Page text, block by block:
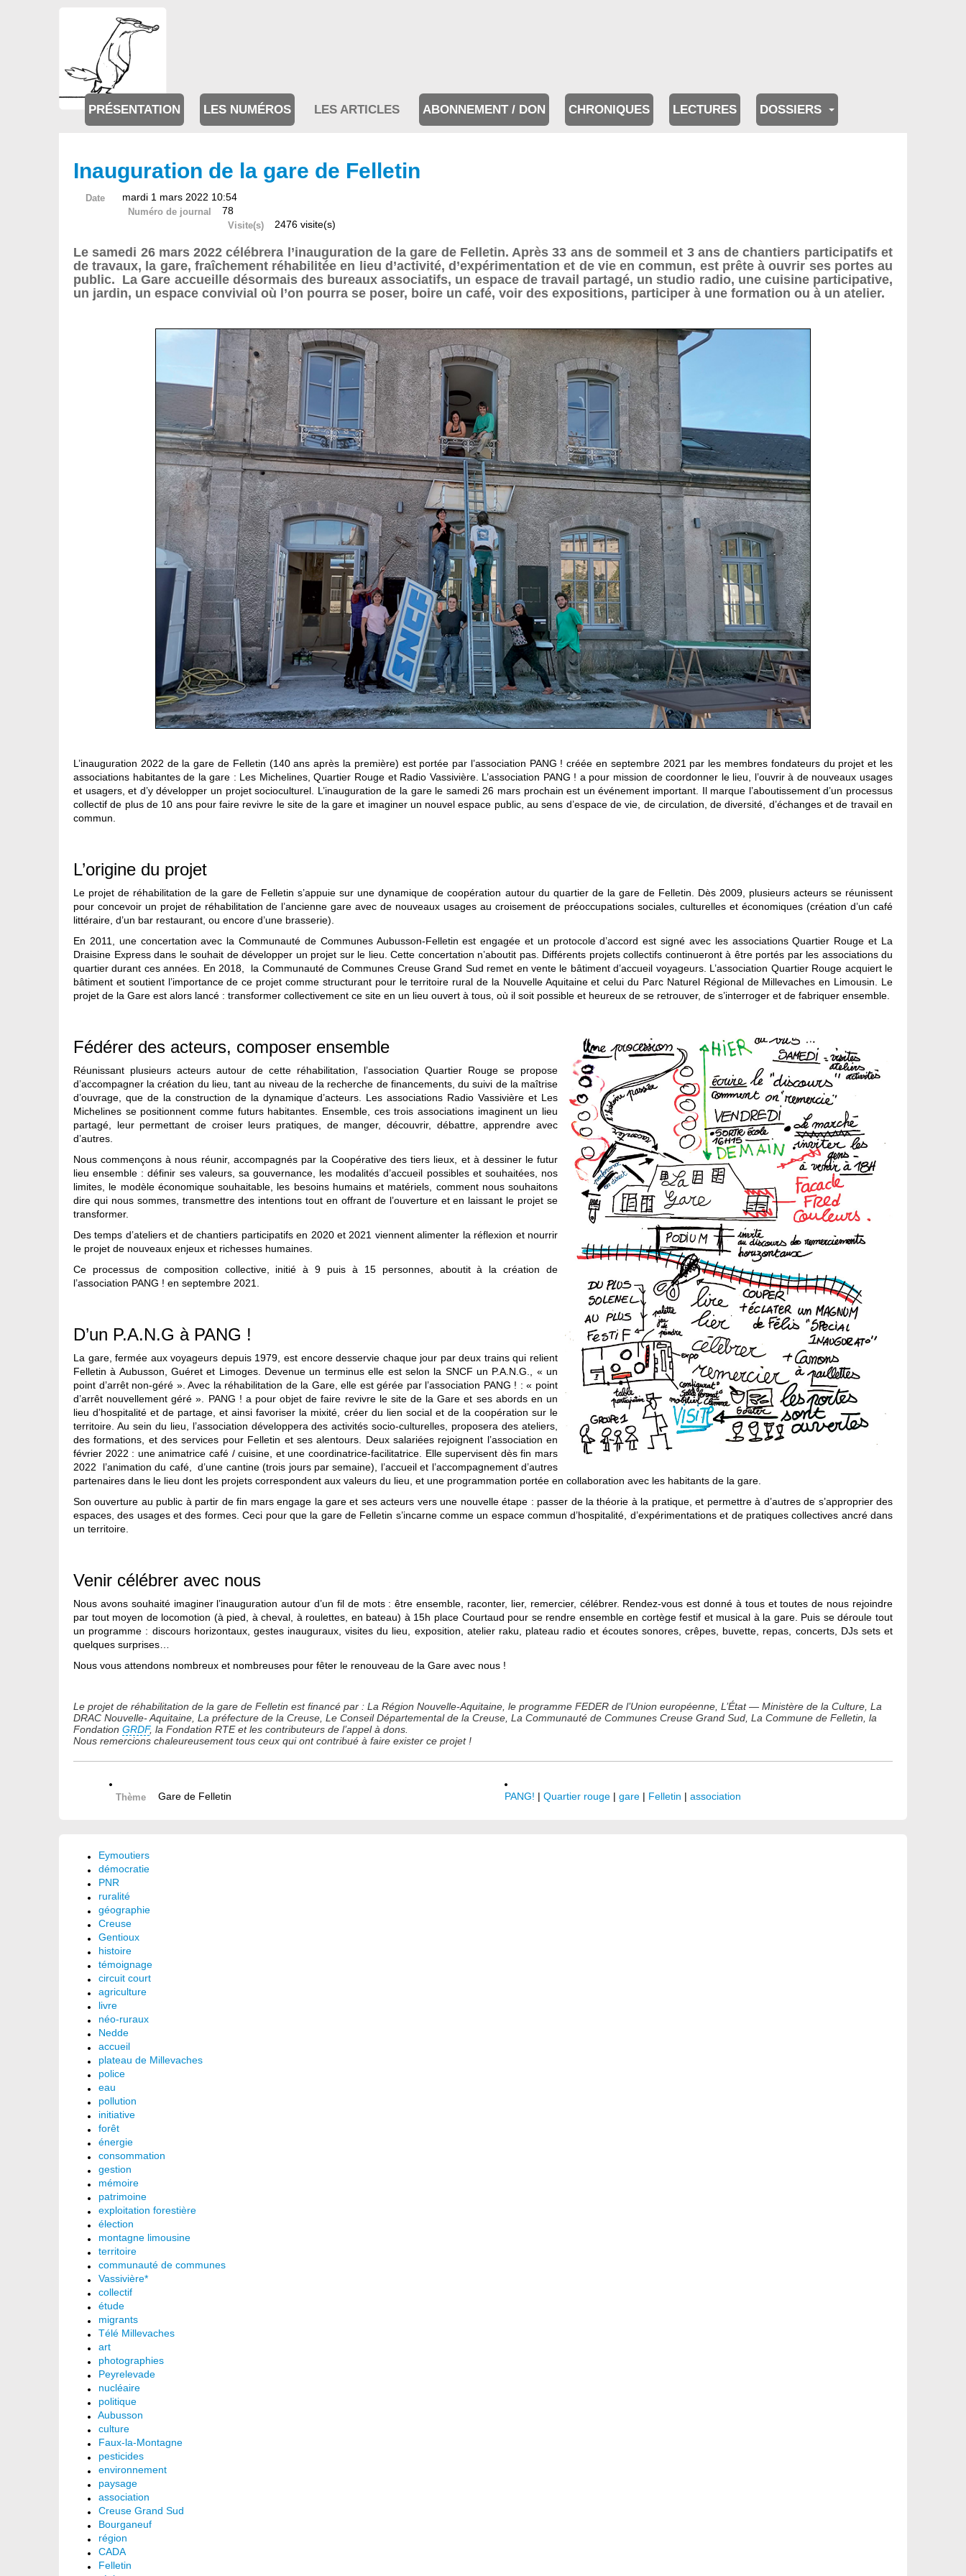
PRÉSENTATION LES NUMÉROS LES ARTICLES ABONNEMENT / DON CHRONIQUES LECTURES DOSSIERS
Inauguration de la gare de Felletin
Date mardi 1 mars 2022 10:54
Numéro de journal 78
Visite(s) 2476 visite(s)
Le samedi 26 mars 2022 célébrera l’inauguration de la gare de Felletin. Après 33 ans de sommeil et 3 ans de chantiers participatifs et
de travaux, la gare, fraîchement réhabilitée en lieu d’activité, d’expérimentation et de vie en commun, est prête à ouvrir ses portes au
public. La Gare accueille désormais des bureaux associatifs, un espace de travail partagé, un studio radio, une cuisine participative,
un jardin, un espace convivial où l’on pourra se poser, boire un café, voir des expositions, participer à une formation ou à un atelier.
L’inauguration 2022 de la gare de Felletin (140 ans après la première) est portée par l’association PANG ! créée en septembre 2021 par les membres fondateurs du projet et les
associations habitantes de la gare : Les Michelines, Quartier Rouge et Radio Vassivière. L’association PANG ! a pour mission de coordonner le lieu, l’ouvrir à de nouveaux usages
et usagers, et d’y développer un projet socioculturel. L’inauguration de la gare le samedi 26 mars prochain est un événement important. Il marque l’aboutissement d’un processus
collectif de plus de 10 ans pour faire revivre le site de la gare et imaginer un nouvel espace public, au sens d’espace de vie, de circulation, de diversité, d’échanges et de travail en
commun.
L’origine du projet
Le projet de réhabilitation de la gare de Felletin s’appuie sur une dynamique de coopération autour du quartier de la gare de Felletin. Dès 2009, plusieurs acteurs se réunissent
pour concevoir un projet de réhabilitation de l’ancienne gare avec de nouveaux usages au croisement de préoccupations sociales, culturelles et économiques (création d’un café
littéraire, d’un bar restaurant, ou encore d’une brasserie).
En 2011, une concertation avec la Communauté de Communes Aubusson-Felletin est engagée et un protocole d’accord est signé avec les associations Quartier Rouge et La
Draisine Express dans le souhait de développer un projet sur le lieu. Cette concertation n’aboutit pas. Différents projets collectifs continueront à être portés par les associations du
quartier durant ces années. En 2018, la Communauté de Communes Creuse Grand Sud remet en vente le bâtiment d’accueil voyageurs. L’association Quartier Rouge acquiert le
bâtiment et soutient l’importance de ce projet comme structurant pour le territoire rural de la Nouvelle Aquitaine et celui du Parc Naturel Régional de Millevaches en Limousin. Le
projet de la Gare est alors lancé : transformer collectivement ce site en un lieu ouvert à tous, où il soit possible et heureux de se retrouver, de s’interroger et de fabriquer ensemble.
Fédérer des acteurs, composer ensemble
Réunissant plusieurs acteurs autour de cette réhabilitation, l’association Quartier Rouge se propose
d’accompagner la création du lieu, tant au niveau de la recherche de financements, du suivi de la maîtrise
d’ouvrage, que de la construction de la dynamique d’acteurs. Les associations Radio Vassivière et Les
Michelines se positionnent comme futurs habitantes. Ensemble, ces trois associations imaginent un lieu
partagé, leur permettant de croiser leurs pratiques, de manger, découvrir, débattre, apprendre avec
d’autres.
Nous commençons à nous réunir, accompagnés par la Coopérative des tiers lieux, et à dessiner le futur
lieu ensemble : définir ses valeurs, sa gouvernance, les modalités d’accueil possibles et souhaitées, nos
limites, le modèle économique souhaitable, les besoins humains et matériels, comment nous souhaitons
dire qui nous sommes, transmettre des intentions tout en offrant de l’ouverture et en laissant le projet se
transformer.
Des temps d’ateliers et de chantiers participatifs en 2020 et 2021 viennent alimenter la réflexion et nourrir
le projet de nouveaux enjeux et richesses humaines.
Ce processus de composition collective, initié à 9 puis à 15 personnes, aboutit à la création de
l’association PANG ! en septembre 2021.
D’un P.A.N.G à PANG !
La gare, fermée aux voyageurs depuis 1979, est encore desservie chaque jour par deux trains qui relient
Felletin à Aubusson, Guéret et Limoges. Devenue un terminus elle est selon la SNCF un P.A.N.G., « un
point d’arrêt non-géré ». Avec la réhabilitation de la Gare, elle est gérée par l’association PANG ! : « point
d’arrêt nouvellement géré ». PANG ! a pour objet de faire revivre le site de la Gare et ses abords en un
lieu d’hospitalité et de partage, et ainsi favoriser la mixité, créer du lien social et de la coopération sur le
territoire. Au sein du lieu, l’association développera des activités socio-culturelles, proposera des ateliers,
des formations, et des services pour Felletin et ses alentours. Deux salariées rejoignent l’association en
février 2022 : une animatrice café / cuisine, et une coordinatrice-facilitatrice. Elle supervisent dès fin mars
2022 l’animation du café, d’une cantine (trois jours par semaine), l’accueil et l’accompagnement d’autres
partenaires dans le lieu dont les projets correspondent aux valeurs du lieu, et une programmation portée en collaboration avec les habitants de la gare.
Son ouverture au public à partir de fin mars engage la gare et ses acteurs vers une nouvelle étape : passer de la théorie à la pratique, et permettre à d’autres de s’approprier des
espaces, des usages et des formes. Ceci pour que la gare de Felletin s’incarne comme un espace commun d’hospitalité, d’expérimentations et de pratiques collectives ancré dans
un territoire.
Venir célébrer avec nous
Nous avons souhaité imaginer l’inauguration autour d’un fil de mots : être ensemble, raconter, lier, remercier, célébrer. Rendez-vous est donné à tous et toutes de nous rejoindre
par tout moyen de locomotion (à pied, à cheval, à roulettes, en bateau) à 15h place Courtaud pour se rendre ensemble en cortège festif et musical à la gare. Puis se déroule tout
un programme : discours horizontaux, gestes inauguraux, visites du lieu, exposition, atelier raku, plateau radio et écoutes sonores, crêpes, buvette, repas, concerts, DJs sets et
quelques surprises…
Nous vous attendons nombreux et nombreuses pour fêter le renouveau de la Gare avec nous !
Le projet de réhabilitation de la gare de Felletin est financé par : La Région Nouvelle-Aquitaine, le programme FEDER de l’Union européenne, L’État — Ministère de la Culture, La
DRAC Nouvelle- Aquitaine, La préfecture de la Creuse, Le Conseil Départemental de la Creuse, La Communauté de Communes Creuse Grand Sud, La Commune de Felletin, la
Fondation GRDF, la Fondation RTE et les contributeurs de l’appel à dons.
Nous remercions chaleureusement tous ceux qui ont contribué à faire exister ce projet !
Thème Gare de Felletin PANG! | Quartier rouge | gare | Felletin | association
Eymoutiers
démocratie
PNR
ruralité
géographie
Creuse
Gentioux
histoire
témoignage
circuit court
agriculture
livre
néo-ruraux
Nedde
accueil
plateau de Millevaches
police
eau
pollution
initiative
forêt
énergie
consommation
gestion
mémoire
patrimoine
exploitation forestière
élection
montagne limousine
territoire
communauté de communes
Vassivière*
collectif
étude
migrants
Télé Millevaches
art
photographies
Peyrelevade
nucléaire
politique
Aubusson
culture
Faux-la-Montagne
pesticides
environnement
paysage
association
Creuse Grand Sud
Bourganeuf
région
CADA
Felletin